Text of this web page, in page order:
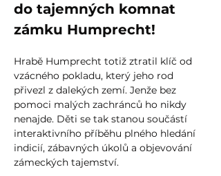
do tajemných komnat
zámku Humprecht!
Hrabě Humprecht totiž ztratil klíč od
vzácného pokladu, který jeho rod
přivezl z dalekých zemí. Jenže bez
pomoci malých zachránců ho nikdy
nenajde. Děti se tak stanou součástí
interaktivního příběhu plného hledání
indicií, zábavných úkolů a objevování
zámeckých tajemství.